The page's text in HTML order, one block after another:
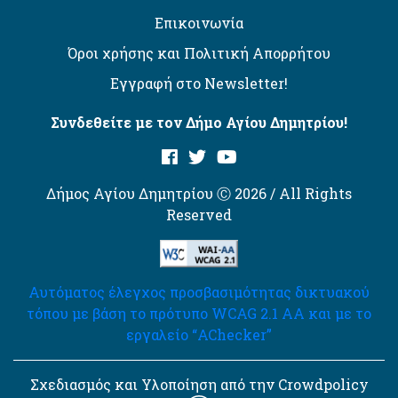
Επικοινωνία
Όροι χρήσης και Πολιτική Απορρήτου
Εγγραφή στο Newsletter!
Συνδεθείτε με τον Δήμο Αγίου Δημητρίου!
Δήμος Αγίου Δημητρίου Ⓒ 2026 / All Rights
Reserved
Αυτόματος έλεγχος προσβασιμότητας δικτυακού
τόπου με βάση το πρότυπο WCAG 2.1 AA και με το
εργαλείο “AChecker”
Σχεδιασμός και Υλοποίηση από την Crowdpolicy